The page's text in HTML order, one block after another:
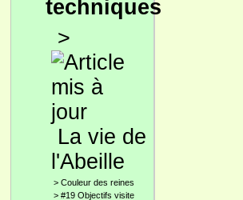
techniques
>
La vie de
l'Abeille
> Couleur des reines
> #19 Objectifs visite